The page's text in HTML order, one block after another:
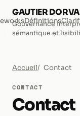
GAUTIER
Gouvernance
sémantique et
Définitions
Accueil Contact
CONTACT
Contact